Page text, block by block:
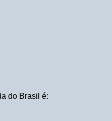
do Brasil é: